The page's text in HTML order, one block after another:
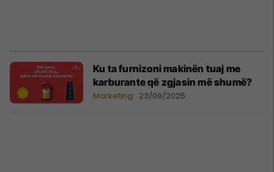
Ku ta furnizoni makinën tuaj me
karburante që zgjasin më shumë?
Marketing 23/09/2025